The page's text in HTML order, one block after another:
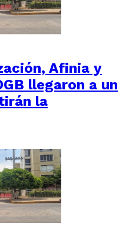
Afinia y
llegaron a un
la